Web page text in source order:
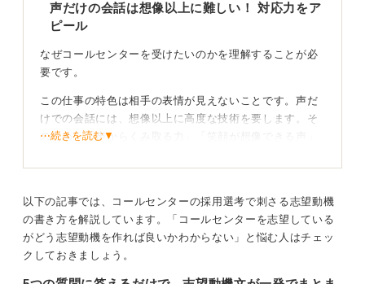
作や情報検索・メモを同時進行できる力が求められ、飲
食や販売、事務でも応用可能な経験が活かせます。
最後にストレス耐性と継続力です。どんなに仕事が好き
でも負荷に耐えて継続できなければ採用は難しいといえ
ます。これらを示す具体的な経験があると強みになりま
す。
との関連付け」「なぜその会社か」「今後の成長意欲」
という流れで構成すると説得力が増します。
過去のアルバイトや職務経験の中で得意だったことや任
声だけの会話は想像以上に難しい！ 対応力をア
ピール
なぜコールセンターを受けたいのかを理解することが必
要です。
この仕事の特色は相手の表情が見えないことです。声だ
けでの会話には、想像以上に高度な技術を要します。そ
のため、「声からくみ取る力」「笑顔が想像できる声」
応できる力も必要です。もしトラブルなどに対して冷静
に対処した経験があれば、それがアピールポイントにな
ります。
顧客としての経験を伝え、理解や意欲を示そう！
⋯続きを読む▼
以下の記事では、コールセンターの採用選考で刺さる志望動機
の書き方を解説しています。「コールセンターを志望している
がどう志望動機を作れば良いかわからない」と悩む人はチェッ
クしておきましょう。